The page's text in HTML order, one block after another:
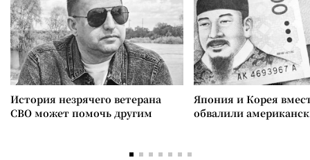
История незрячего ветерана
СВО может помочь другим
Япония и Корея
обвалили